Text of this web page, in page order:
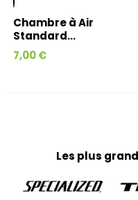
Chambre à Air
Standard...
7,00 €
Les plus